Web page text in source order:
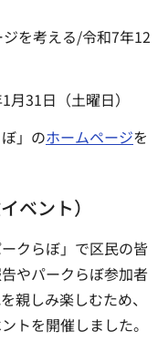
を考える/令和7年12
31日（土曜日）
」のホームページを
ベント）
クらぼ」で区民の皆
やパークらぼ参加者
親しみ楽しむため、
トを開催しました。